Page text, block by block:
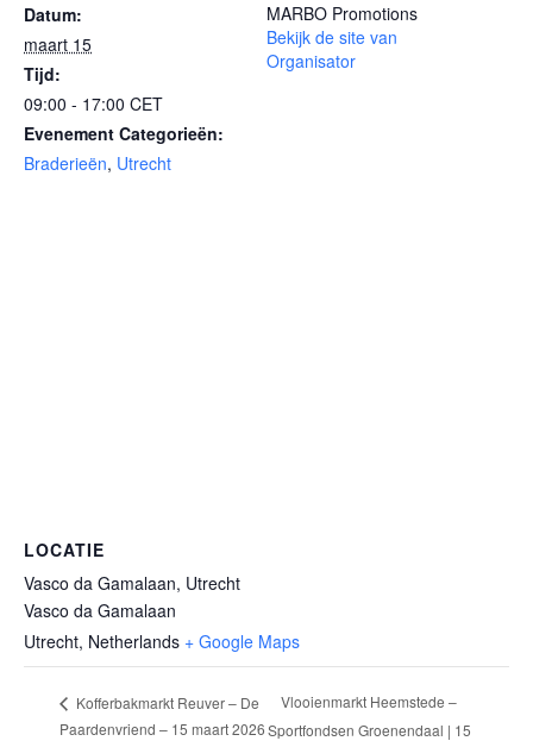
Datum:
maart 15
Tijd:
09:00 - 17:00 CET
Evenement Categorieën:
Braderieën, Utrecht
MARBO Promotions
Bekijk de site van
Organisator
LOCATIE
Vasco da Gamalaan, Utrecht
Vasco da Gamalaan
Utrecht, Netherlands + Google Maps
Kofferbakmarkt Reuver – De
Paardenvriend – 15 maart 2026
Vlooienmarkt Heemstede –
Sportfondsen Groenendaal | 15